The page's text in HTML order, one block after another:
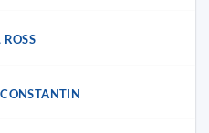
ROSS